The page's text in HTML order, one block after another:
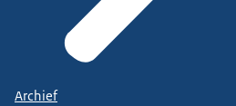
Archief